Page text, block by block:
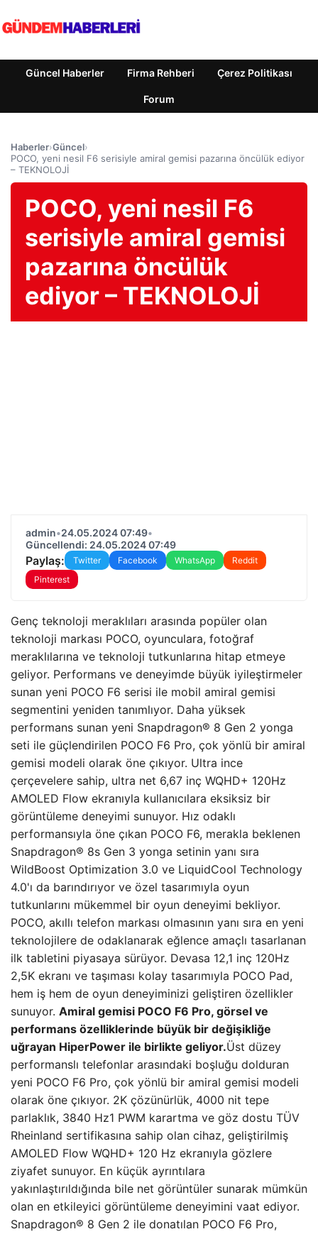
Güncel Haberler Firma Rehberi Çerez Politikası
Forum
Haberler›Güncel›
POCO, yeni nesil F6 serisiyle amiral gemisi pazarına öncülük ediyor
– TEKNOLOJİ
POCO, yeni nesil F6
serisiyle amiral gemisi
pazarına öncülük
ediyor – TEKNOLOJİ
admin•24.05.2024 07:49•
Güncellendi: 24.05.2024 07:49
Paylaş: Twitter Facebook WhatsApp
Reddit
Pinterest
Genç teknoloji meraklıları arasında popüler olan
teknoloji markası POCO, oyunculara, fotoğraf
meraklılarına ve teknoloji tutkunlarına hitap etmeye
geliyor. Performans ve deneyimde büyük iyileştirmeler
sunan yeni POCO F6 serisi ile mobil amiral gemisi
segmentini yeniden tanımlıyor. Daha yüksek
performans sunan yeni Snapdragon® 8 Gen 2 yonga
seti ile güçlendirilen POCO F6 Pro, çok yönlü bir amiral
gemisi modeli olarak öne çıkıyor. Ultra ince
çerçevelere sahip, ultra net 6,67 inç WQHD+ 120Hz
AMOLED Flow ekranıyla kullanıcılara eksiksiz bir
görüntüleme deneyimi sunuyor. Hız odaklı
performansıyla öne çıkan POCO F6, merakla beklenen
Snapdragon® 8s Gen 3 yonga setinin yanı sıra
WildBoost Optimization 3.0 ve LiquidCool Technology
4.0'ı da barındırıyor ve özel tasarımıyla oyun
tutkunlarını mükemmel bir oyun deneyimi bekliyor.
POCO, akıllı telefon markası olmasının yanı sıra en yeni
teknolojilere de odaklanarak eğlence amaçlı tasarlanan
ilk tabletini piyasaya sürüyor. Devasa 12,1 inç 120Hz
2,5K ekranı ve taşıması kolay tasarımıyla POCO Pad,
hem iş hem de oyun deneyiminizi geliştiren özellikler
sunuyor. Amiral gemisi POCO F6 Pro, görsel ve
performans özelliklerinde büyük bir değişikliğe
uğrayan HiperPower ile birlikte geliyor.Üst düzey
performanslı telefonlar arasındaki boşluğu dolduran
yeni POCO F6 Pro, çok yönlü bir amiral gemisi modeli
olarak öne çıkıyor. 2K çözünürlük, 4000 nit tepe
parlaklık, 3840 Hz1 PWM karartma ve göz dostu TÜV
Rheinland sertifikasına sahip olan cihaz, geliştirilmiş
AMOLED Flow WQHD+ 120 Hz ekranıyla gözlere
ziyafet sunuyor. En küçük ayrıntılara
yakınlaştırıldığında bile net görüntüler sunarak mümkün
olan en etkileyici görüntüleme deneyimini vaat ediyor.
Snapdragon® 8 Gen 2 ile donatılan POCO F6 Pro,